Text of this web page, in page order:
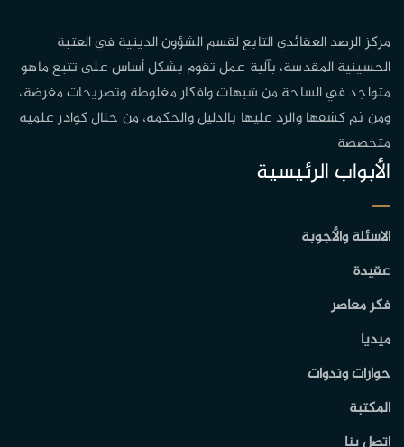
مركز الرصد العقائدي التابع لقسم الشؤون الدينية في العتبة
الحسينية المقدسة، بآلية عمل تقوم بشكل أساس على تتبع ماهو
متواجد في الساحة من شبهات وافكار مغلوطة وتصريحات مغرضة،
ومن ثم كشفها والرد عليها بالدليل والحكمة، من خلال كوادر علمية
متخصصة
الأبواب الرئيسية
الاسئلة والأجوبة
عقيدة
فكر معاصر
ميديا
حوارات وندوات
المكتبة